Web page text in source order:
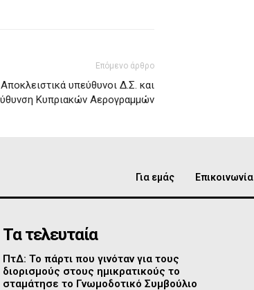
Επόμενο άρθρο
υπεύθυνοι Δ.Σ. και
Κυπριακών Αερογραμμών
Για εμάς Επικοινωνία
Τα τελευταία
ΠτΔ: Το πάρτι που γινόταν για τους
διορισμούς στους ημικρατικούς το
σταμάτησε το Γνωμοδοτικό Συμβούλιο